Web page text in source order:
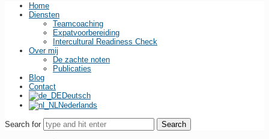
Home
Diensten
Teamcoaching
Expatvoorbereiding
Intercultural Readiness Check
Over mij
De zachte noten
Publicaties
Blog
Contact
Deutsch
Nederlands
Search for